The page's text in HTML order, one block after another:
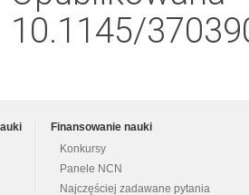
10.1145/
Finansowanie nauki
Konkursy
Panele NCN
Najczęściej zadawane pytania